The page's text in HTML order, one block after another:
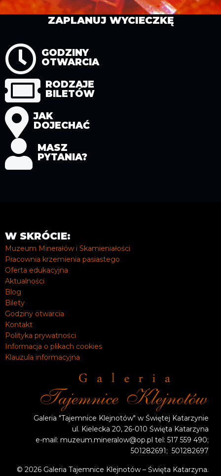
ZAPLANUJ WYCIECZKĘ
GODZINY
OTWARCIA
RODZAJE
BILETÓW
JAK
DOJECHAĆ
MASZ
PYTANIA?
W SKRÓCIE:
Muzeum Minerałów i Skamieniałości
Pracownia krzemienia pasiastego
Oferta edukacyjna
Aktualności
Blog
Bilety
Godziny otwarcia
Kontakt
Polityka prywatności
Informacja o plikach cookies
Klauzula informacyjna
Galeria "Tajemnice Klejnotów" w Świętej Katarzynie
ul. Kielecka 20, 26-010 Święta Katarzyna
e-mail: muzeum.mineralow@op.pl tel: 517 559 490;
501282691; 501282697
© 2026 Galeria Tajemnice Klejnotów – Święta Katarzyna.